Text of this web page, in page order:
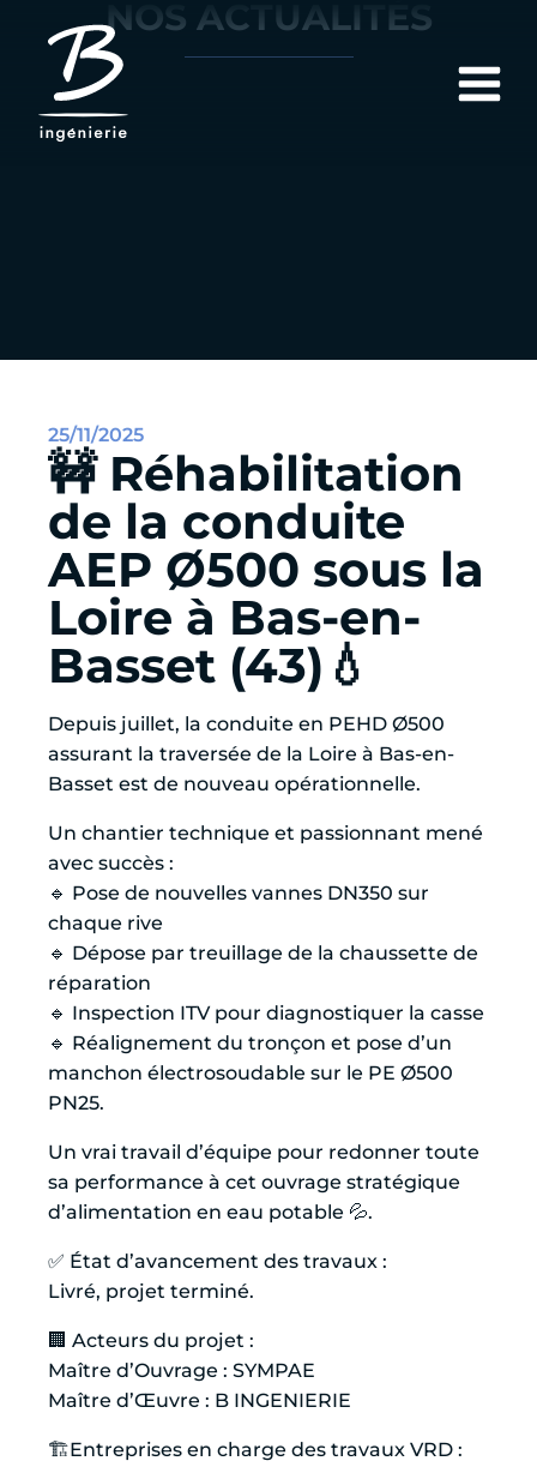
NOS ACTUALITÉS
25/11/2025
🚧 Réhabilitation
de la conduite
AEP Ø500 sous la
Loire à Bas-en-
Basset (43)💧
Depuis juillet, la conduite en PEHD Ø500
assurant la traversée de la Loire à Bas-en-
Basset est de nouveau opérationnelle.
Un chantier technique et passionnant mené
avec succès :
🔹 Pose de nouvelles vannes DN350 sur
chaque rive
🔹 Dépose par treuillage de la chaussette de
réparation
🔹 Inspection ITV pour diagnostiquer la casse
🔹 Réalignement du tronçon et pose d’un
manchon électrosoudable sur le PE Ø500
PN25.
Un vrai travail d’équipe pour redonner toute
sa performance à cet ouvrage stratégique
d’alimentation en eau potable 💦.
✅ État d’avancement des travaux :
Livré, projet terminé.
🏢 Acteurs du projet :
Maître d’Ouvrage : SYMPAE
Maître d’Œuvre : B INGENIERIE
🏗️Entreprises en charge des travaux VRD :